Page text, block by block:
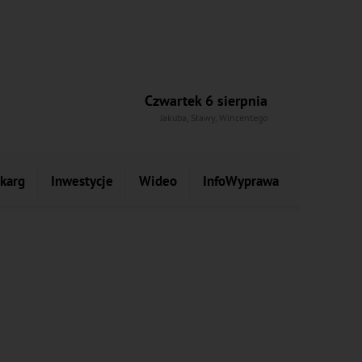
Czwartek 6 sierpnia
Jakuba, Sławy, Wincentego
Inwestycje Wideo InfoWyprawa